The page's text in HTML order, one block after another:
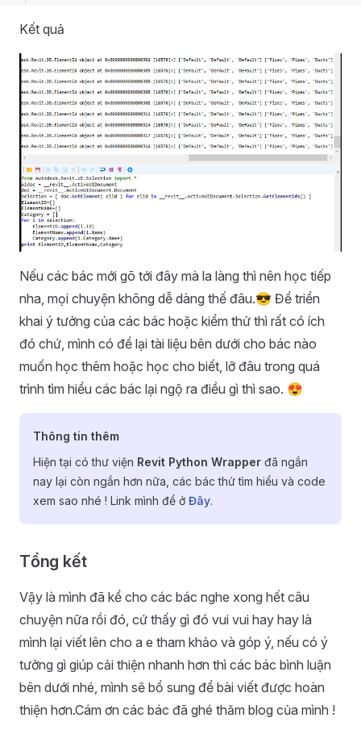
Kết quả
Nếu các bác mới gõ tới đây mà la làng thì nên học tiếp
nha, mọi chuyện không dễ dàng thế đâu.😎 Để triển
khai ý tưởng của các bác hoặc kiểm thử thì rất có ích
đó chứ, mình có để lại tài liệu bên dưới cho bác nào
muốn học thêm hoặc học cho biết, lỡ đâu trong quá
trình tìm hiểu các bác lại ngộ ra điều gì thì sao. 😍
Thông tin thêm
Hiện tại có thư viện Revit Python Wrapper đã ngắn
nay lại còn ngắn hơn nữa, các bác thử tìm hiểu và code
xem sao nhé ! Link mình để ở Đây.
Tổng kết
Vậy là mình đã kể cho các bác nghe xong hết câu
chuyện nữa rồi đó, cứ thấy gì đó vui vui hay hay là
mình lại viết lên cho a e tham khảo và góp ý, nếu có ý
tưởng gì giúp cải thiện nhanh hơn thì các bác bình luận
bên dưới nhé, mình sẽ bổ sung để bài viết được hoàn
thiện hơn.Cám ơn các bác đã ghé thăm blog của mình !